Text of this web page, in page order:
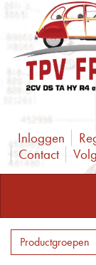
Inloggen
Contact
Productgroepen